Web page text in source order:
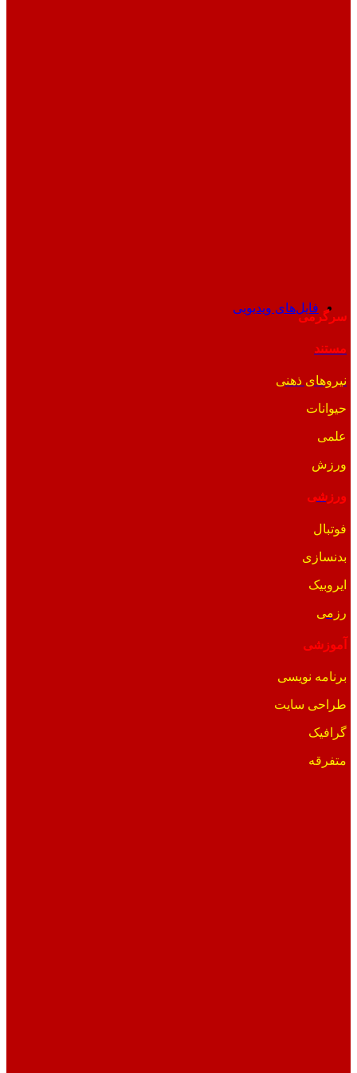
فایل‌های ویدیویی
سرگرمی
مستند
نیروهای ذهنی
حیوانات
علمی
ورزش
ورزشی
فوتبال
بدنسازی
ایروبیک
رزمی
آموزشی
برنامه نویسی
طراحی سایت
گرافیک
متفرقه